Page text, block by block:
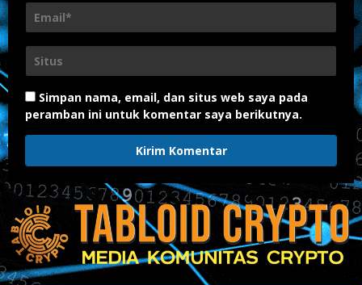
Simpan nama, email, dan situs web saya pada
peramban ini untuk komentar saya berikutnya.